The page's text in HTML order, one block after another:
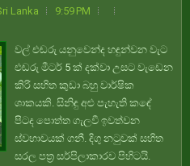
Lanka
9:59 PM
වල් එඬරු යනුවෙන්ද හඳුන්වන වැට
එඬරු මීටර් 5 ක් දක්වා උසට වැඩෙන
කිරි සහිත කුඩා බහු වාර්ෂික
ශාකයකි. සිනිඳු අළු පැහැති කඳේ
පිටද පොත්ත ගැලවී ඉවත්වන
ස්වභාවයක් ගනී. දිගු නටුවක් සහිත
සරල පත්‍ර සර්පිලාකාරව පිහිටයි.